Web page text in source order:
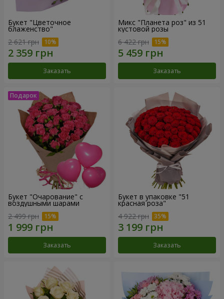
Букет "Цветочное
блаженство"
2 621 грн
Заказать
Микс "Планета роз" из 51
кустовой розы
6 422 грн
Заказать
Букет "Очарование" с
воздушными шарами
2 499 грн
Заказать
Букет в упаковке "51
красная роза"
4 922 грн
Заказать